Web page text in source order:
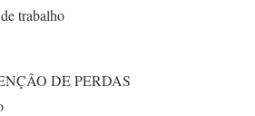
trabalho
DE PERDAS